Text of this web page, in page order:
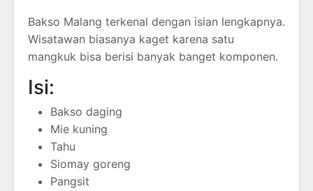
Bakso Malang terkenal dengan isian lengkapnya.
Wisatawan biasanya kaget karena satu
mangkuk bisa berisi banyak banget komponen.
Isi:
Bakso daging
Mie kuning
Tahu
Siomay goreng
Pangsit